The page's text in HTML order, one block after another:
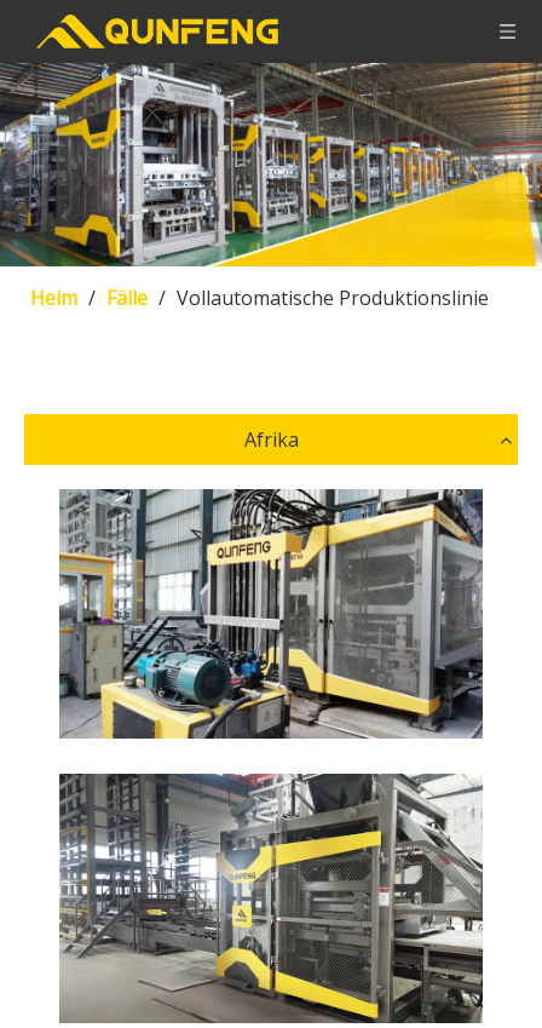
Heim / Fälle / Vollautomatische Produktionslinie
Afrika